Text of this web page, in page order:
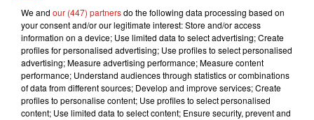
Musique
We and our (447) partnersdo the following data processing based on
your consent and/or our legitimate interest: Store and/or access
information on a device; Use limited data to select advertising; Create
profiles for personalised advertising; Use profiles to select personalised
advertising; Measure advertising performance; Measure content
performance; Understand audiences through statistics or combinations
of data from different sources; Develop and improve services; Create
profiles to personalise content; Use profiles to select personalised
content; Use limited data to select content; Ensure security, prevent and